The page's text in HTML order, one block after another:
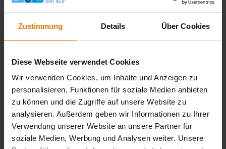
Zustimmung Details Über Cookies
Diese Webseite verwendet Cookies
Wir verwenden Cookies, um Inhalte und Anzeigen zu
personalisieren, Funktionen für soziale Medien anbieten
zu können und die Zugriffe auf unsere Website zu
analysieren. Außerdem geben wir Informationen zu Ihrer
Verwendung unserer Website an unsere Partner für
soziale Medien, Werbung und Analysen weiter. Unsere
Schweißverfahren sind:
Heizelementstumpfschweißen (HS)
Warmgasfächelschweißen (WF)
sowie weiteren Verfahren nach Verfügbarkeit
Lehrgangsabschluss
Teilnahmebescheinigung und Prüfbescheinigung nach
DVS 2212-1 Prüfgruppe I